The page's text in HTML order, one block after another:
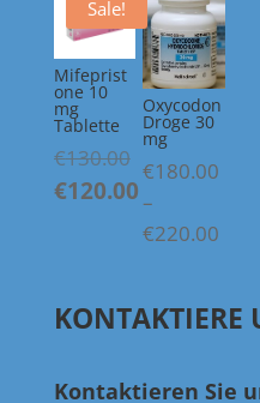
Sale!
Mifeprist
one 10
mg
Tablette
€130.00Original
price
€130.00.
€120.00
€120.00.
Oxycodon
Droge 30
mg
€180.00
–
€220.00
KONTAKTIERE
Kontaktieren Sie